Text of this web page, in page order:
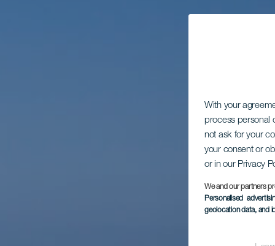
With your
process personal
not ask for your
your consent or
or in our Privacy
We and our partners
Personalised
geolocation data, and